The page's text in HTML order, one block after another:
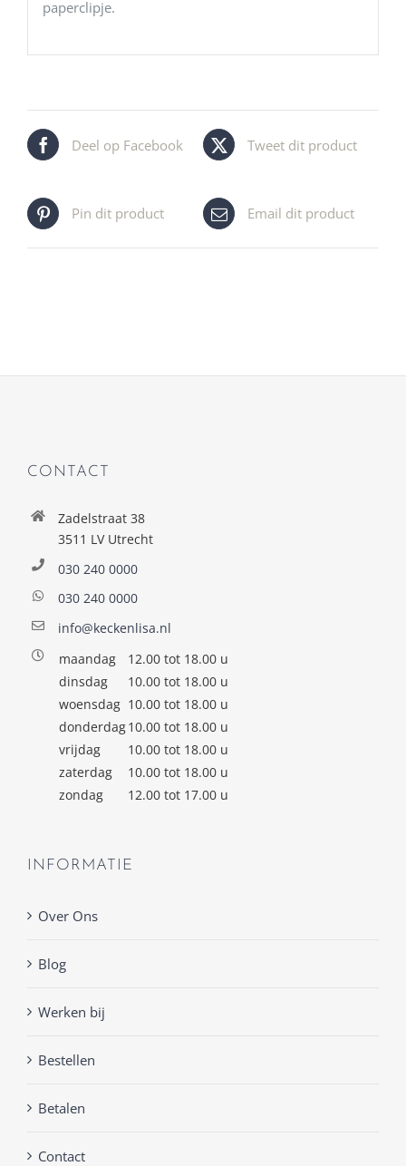
paperclipje.
Deel op Facebook Tweet dit product
Pin dit product Email dit product
CONTACT
Zadelstraat 38
3511 LV Utrecht
030 240 0000
030 240 0000
info@keckenlisa.nl
maandag
12.00 tot 18.00 u
dinsdag
10.00 tot 18.00 u
woensdag 10.00 tot 18.00 u
donderdag10.00 tot 18.00 u
vrijdag
10.00 tot 18.00 u
zaterdag
10.00 tot 18.00 u
zondag
12.00 tot 17.00 u
INFORMATIE
Over Ons
Blog
Werken bij
Bestellen
Betalen
Contact